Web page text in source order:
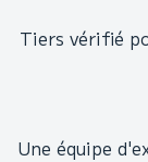
Tiers vérifié
Une équipe